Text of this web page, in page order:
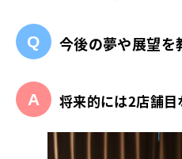
今後の夢や展望
将来的には2店舗目